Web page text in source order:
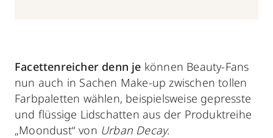
Facettenreicher denn je können Beauty-Fans
nun auch in Sachen Make-up zwischen tollen
Farbpaletten wählen, beispielsweise gepresste
und flüssige Lidschatten aus der Produktreihe
„Moondust“ von Urban Decay.